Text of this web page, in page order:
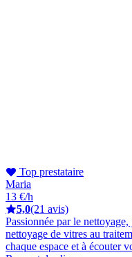
Top prestataire
Maria
13 €/h
5,0(21 avis)
Passionnée par le
nettoyage de vitres au
chaque espace et à écouter